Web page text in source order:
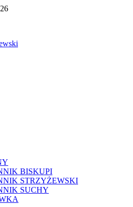
BISKUPI
STRZYŻEWSKI
SUCHY